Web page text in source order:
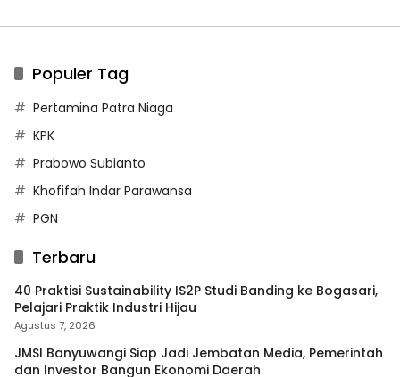
Populer Tag
Pertamina Patra Niaga
KPK
Prabowo Subianto
Khofifah Indar Parawansa
PGN
Terbaru
40 Praktisi Sustainability IS2P Studi Banding ke Bogasari,
Pelajari Praktik Industri Hijau
Agustus 7, 2026
JMSI Banyuwangi Siap Jadi Jembatan Media, Pemerintah
dan Investor Bangun Ekonomi Daerah